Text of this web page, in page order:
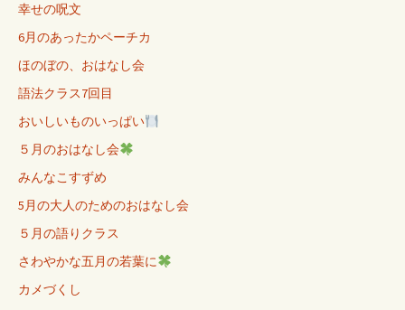
幸せの呪文
6月のあったかペーチカ
ほのぼの、おはなし会
語法クラス7回目
おいしいものいっぱい
５月のおはなし会
みんなこすずめ
5月の大人のためのおはなし会
５月の語りクラス
さわやかな五月の若葉に
カメづくし